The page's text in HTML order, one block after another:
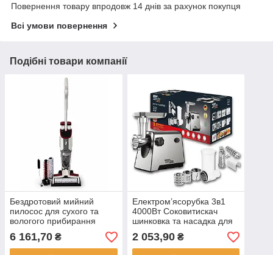
Повернення товару впродовж 14 днів за рахунок покупця
Всі умови повернення
Подібні товари компанії
Бездротовий мийний
пилосос для сухого та
вологого прибирання
Zepline ZP-00372 180Вт
(1)
6 161,70 ₴
Електром’ясорубка 3в1
4000Вт Соковитискач
шинковка та насадка для
колбаси ZP 00207 (6)
2 053,90₴